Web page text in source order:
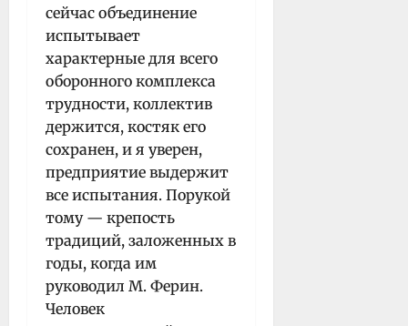
сейчас объедине­ние
испытывает
характерные для всего
оборонного комплекса
трудности, коллектив
держится, костяк его
сохранен, и я уверен,
предприятие выдержит
все испытания. Порукой
тому — крепость
традиций, заложенных в
годы, когда им
руководил М. Ферин.
Чело­век